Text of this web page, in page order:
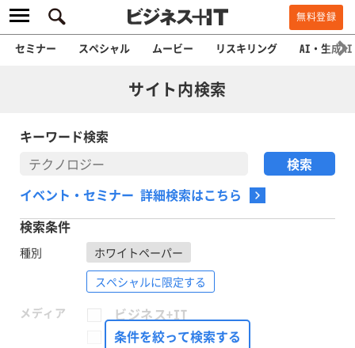
無料登録
セミナー スペシャル ムービー リスキリング AI・生成AI
サイト内検索
キーワード検索
イベント・セミナー 詳細検索はこちら
検索条件
種別
ホワイトペーパー
スペシャルに限定する
メディア
ビジネス+IT
FinTech Journal
条件を絞って検索する